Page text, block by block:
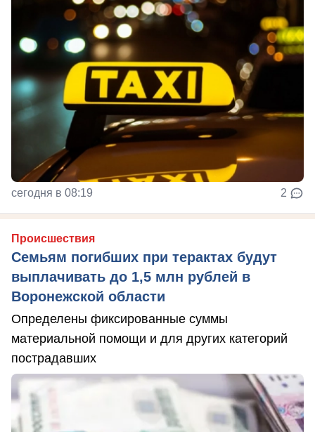
сегодня в 08:19 2
Происшествия
Семьям погибших при терактах будут
выплачивать до 1,5 млн рублей в
Воронежской области
Определены фиксированные суммы
материальной помощи и для других категорий
пострадавших